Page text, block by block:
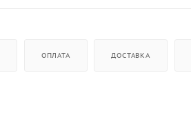
ОПЛАТА ДОСТАВКА